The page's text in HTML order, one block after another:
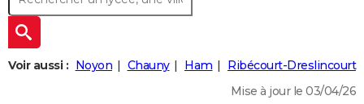
Forum
Aménagement intérieur
Extérieur
Cuisine
Salle de bains
Jardinage
Rangement
+WEEK-END
Guides de France
Escapades
Patrimoine
Expositions
Musées
Week-end nature
+
LIFESTYLE
Voir aussi : Noyon Chauny Ham
Ribécourt-Dreslincourt
Mise à jour le 03/04/26